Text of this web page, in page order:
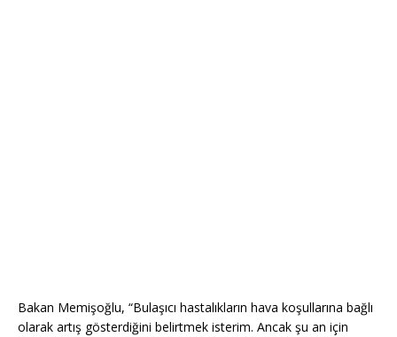
Bakan Memişoğlu, “Bulaşıcı hastalıkların hava koşullarına bağlı
olarak artış gösterdiğini belirtmek isterim. Ancak şu an için